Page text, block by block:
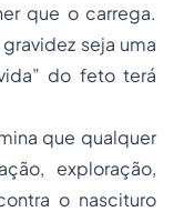
que o carrega.
seja uma
do feto terá
que qualquer
exploração,
o nascituro